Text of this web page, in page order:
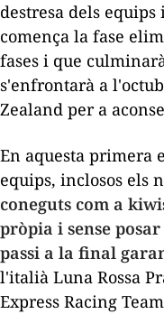
destresa dels
comença la fase
fases i que
s'enfrontarà a
Zealand per a
En aquesta primera
equips, inclosos els
coneguts com a
pròpia i sense
passi a la final
l'italià Luna Rossa
Express Racing